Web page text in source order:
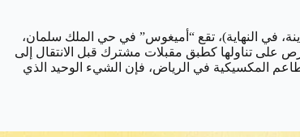
في النهاية)، تقع “أميغوس” في حي الملك سلمان،
على تناولها كطبق مقبلات مشترك قبل الانتقال إلى
المكسيكية في الرياض، فإن الشيء الوحيد الذي